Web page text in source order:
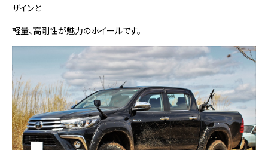
ザインと
軽量、高剛性が魅力のホイールです。